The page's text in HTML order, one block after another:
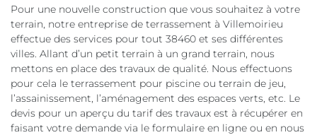
Pour une nouvelle construction que vous souhaitez à votre
terrain, notre entreprise de terrassement à Villemoirieu
effectue des services pour tout 38460 et ses différentes
villes. Allant d’un petit terrain à un grand terrain, nous
mettons en place des travaux de qualité. Nous effectuons
pour cela le terrassement pour piscine ou terrain de jeu,
l’assainissement, l’aménagement des espaces verts, etc. Le
devis pour un aperçu du tarif des travaux est à récupérer en
faisant votre demande via le formulaire en ligne ou en nous